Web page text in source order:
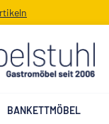
BANKETTMÖBEL